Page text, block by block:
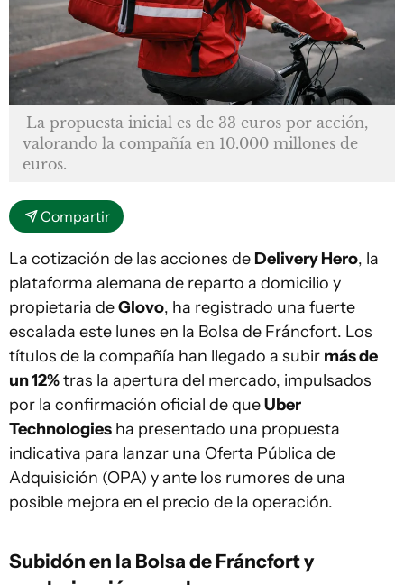
La propuesta inicial es de 33 euros por acción,
valorando la compañía en 10.000 millones de
euros.
Compartir
La cotización de las acciones de Delivery Hero, la
plataforma alemana de reparto a domicilio y
propietaria deGlovo, ha registrado una fuerte
escalada este lunes en la Bolsa de Fráncfort. Los
títulos de la compañía han llegado a subir más de
un 12%tras la apertura del mercado, impulsados
por la confirmación oficial de queUber
Technologies ha presentado una propuesta
indicativa para lanzar una Oferta Pública de
Adquisición (OPA) y ante los rumores de una
posible mejora en el precio de la operación.
Subidón en la Bolsa de Fráncfort y